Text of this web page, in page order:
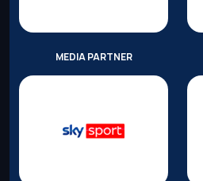
MEDIA PARTNER